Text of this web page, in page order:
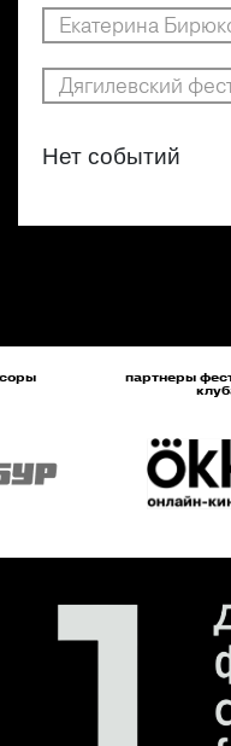
Екатерина
Дягилевский
Нет событий
партнеры